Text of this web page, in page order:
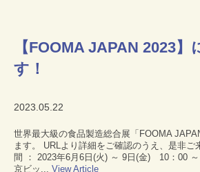
【FOOMA JAPAN 2023】
す！
2023.05.22
世界最大級の食品製造総合展「FOOMA
ます。 URLより詳細をご確認のうえ、是非ご
間 ： 2023年6月6日(火) ～ 9日(金) 10：00
京ビッ... View Article